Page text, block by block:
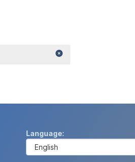
Language